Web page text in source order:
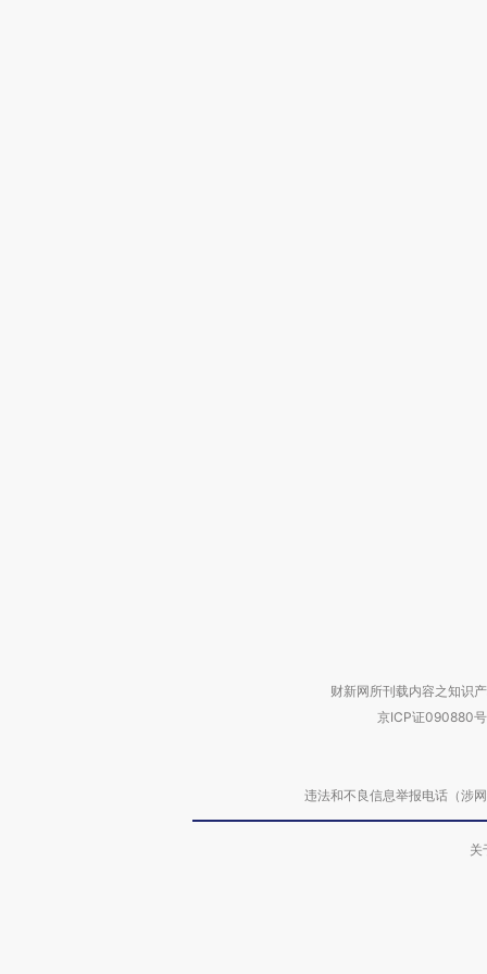
财新网所刊载内容之知识
京ICP证090880号
违法和不良信息举报电话（涉
关